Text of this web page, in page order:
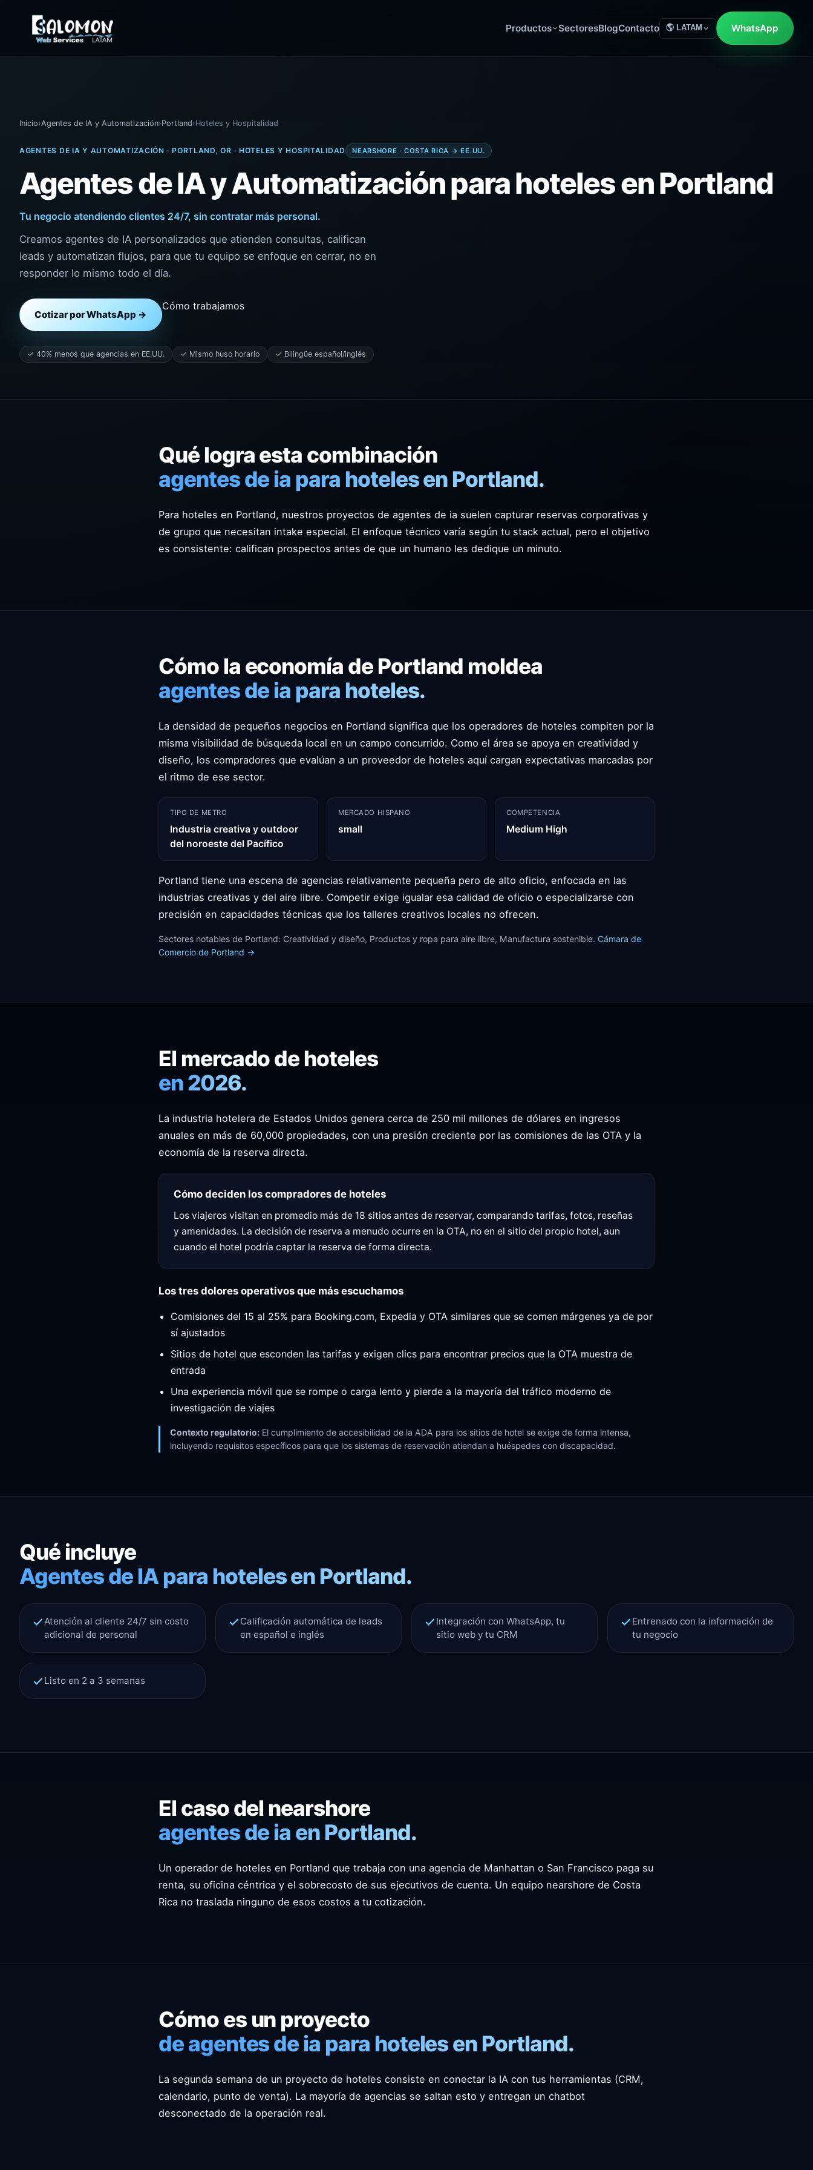
Productos SectoresBlogContacto 🌎 LATAM WhatsApp
Inicio›Agentes de IA y Automatización›Portland›Hoteles y Hospitalidad
AGENTES DE IA Y AUTOMATIZACIÓN · PORTLAND, OR · HOTELES Y HOSPITALIDAD NEARSHORE · COSTA RICA → EE.UU.
Agentes de IA y Automatización para hoteles en Portland
Tu negocio atendiendo clientes 24/7, sin contratar más personal.
Creamos agentes de IA personalizados que atienden consultas, califican
leads y automatizan flujos, para que tu equipo se enfoque en cerrar, no en
responder lo mismo todo el día.
Cotizar por WhatsApp →
Cómo trabajamos
✓ 40% menos que agencias en EE.UU. ✓ Mismo huso horario ✓ Bilingüe español/inglés
Qué logra esta combinación
agentes de ia para hoteles en Portland.
Para hoteles en Portland, nuestros proyectos de agentes de ia suelen capturar reservas corporativas y
de grupo que necesitan intake especial. El enfoque técnico varía según tu stack actual, pero el objetivo
es consistente: califican prospectos antes de que un humano les dedique un minuto.
Cómo la economía de Portland moldea
agentes de ia para hoteles.
La densidad de pequeños negocios en Portland significa que los operadores de hoteles compiten por la
misma visibilidad de búsqueda local en un campo concurrido. Como el área se apoya en creatividad y
diseño, los compradores que evalúan a un proveedor de hoteles aquí cargan expectativas marcadas por
el ritmo de ese sector.
TIPO DE METRO
Industria creativa y outdoor
del noroeste del Pacífico
MERCADO HISPANO
small
COMPETENCIA
Medium High
Portland tiene una escena de agencias relativamente pequeña pero de alto oficio, enfocada en las
industrias creativas y del aire libre. Competir exige igualar esa calidad de oficio o especializarse con
precisión en capacidades técnicas que los talleres creativos locales no ofrecen.
Sectores notables de Portland: Creatividad y diseño, Productos y ropa para aire libre, Manufactura sostenible. Cámara de
Comercio de Portland →
El mercado de hoteles
en 2026.
La industria hotelera de Estados Unidos genera cerca de 250 mil millones de dólares en ingresos
anuales en más de 60,000 propiedades, con una presión creciente por las comisiones de las OTA y la
economía de la reserva directa.
Cómo deciden los compradores de hoteles
Los viajeros visitan en promedio más de 18 sitios antes de reservar, comparando tarifas, fotos, reseñas
y amenidades. La decisión de reserva a menudo ocurre en la OTA, no en el sitio del propio hotel, aun
cuando el hotel podría captar la reserva de forma directa.
Los tres dolores operativos que más escuchamos
Comisiones del 15 al 25% para Booking.com, Expedia y OTA similares que se comen márgenes ya de por
sí ajustados
Sitios de hotel que esconden las tarifas y exigen clics para encontrar precios que la OTA muestra de
entrada
Una experiencia móvil que se rompe o carga lento y pierde a la mayoría del tráfico moderno de
investigación de viajes
Contexto regulatorio: El cumplimiento de accesibilidad de la ADA para los sitios de hotel se exige de forma intensa,
incluyendo requisitos específicos para que los sistemas de reservación atiendan a huéspedes con discapacidad.
Qué incluye
Agentes de IA para hoteles en Portland.
Atención al cliente 24/7 sin costo
adicional de personal
Calificación automática de leads
en español e inglés
Integración con WhatsApp, tu
sitio web y tu CRM
Entrenado con la información de
tu negocio
Listo en 2 a 3 semanas
El caso del nearshore
agentes de ia en Portland.
Un operador de hoteles en Portland que trabaja con una agencia de Manhattan o San Francisco paga su
renta, su oficina céntrica y el sobrecosto de sus ejecutivos de cuenta. Un equipo nearshore de Costa
Rica no traslada ninguno de esos costos a tu cotización.
Cómo es un proyecto
de agentes de ia para hoteles en Portland.
La segunda semana de un proyecto de hoteles consiste en conectar la IA con tus herramientas (CRM,
calendario, punto de venta). La mayoría de agencias se saltan esto y entregan un chatbot
desconectado de la operación real.